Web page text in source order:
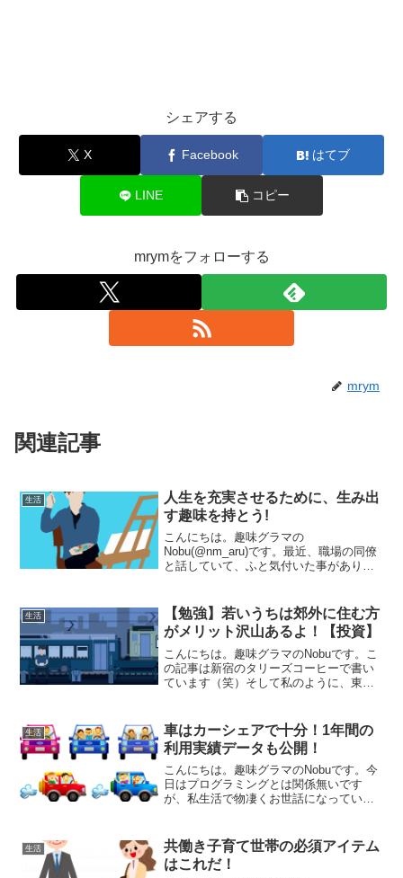
シェアする
X Facebook はてブ
LINE コピー
mrymをフォローする
mrym
関連記事
生活
人生を充実させるために、生み出
す趣味を持とう!
こんにちは。趣味グラマの
Nobu(@nm_aru)です。最近、職場の同僚
と話していて、ふと気付いた事がありま
は、妻と子供とテレビを見たり遊びに行
ったりする時間、そし...
生活
【勉強】若いうちは郊外に住む方
がメリット沢山あるよ！【投資】
こんにちは。趣味グラマのNobuです。こ
の記事は新宿のタリーズコーヒーで書い
ています（笑）そして私のように、東京
こに住むかというのは、仕事をする上で
も、プライベートでも...
生活
車はカーシェアで十分！1年間の
利用実績データも公開！
こんにちは。趣味グラマのNobuです。今
日はプログラミングとは関係無いです
が、私生活で物凄くお世話になっている
知っていますか？既に使っている人もい
れば、名前だけ知ってい...
生活
共働き子育て世帯の必須アイテム
はこれだ！